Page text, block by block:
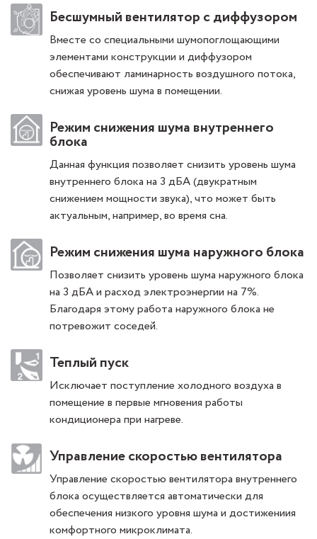
Бесшумный вентилятор с диффузором
Вместе со специальными шумопоглощающими
элементами конструкции и диффузором
обеспечивают ламинарность воздушного потока,
снижая уровень шума в помещении.
Режим снижения шума внутреннего
блока
Данная функция позволяет снизить уровень шума
внутреннего блока на 3 дБА (двукратным
снижением мощности звука), что может быть
актуальным, например, во время сна.
Режим снижения шума наружного блока
Позволяет снизить уровень шума наружного блока
на 3 дБА и расход электроэнергии на 7%.
Благодаря этому работа наружного блока не
потревожит соседей.
Теплый пуск
Исключает поступление холодного воздуха в
помещение в первые мгновения работы
кондиционера при нагреве.
Управление скоростью вентилятора
Управление скоростью вентилятора внутреннего
блока осуществляется автоматически для
обеспечения низкого уровня шума и достижениия
комфортного микроклимата.